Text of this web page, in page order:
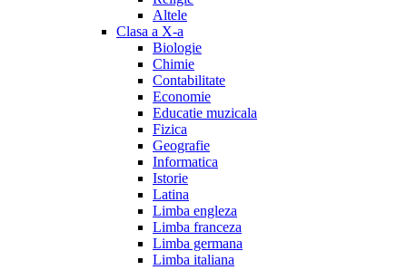
Altele
Clasa a X-a
Biologie
Chimie
Contabilitate
Economie
Educatie muzicala
Fizica
Geografie
Informatica
Istorie
Latina
Limba engleza
Limba franceza
Limba germana
Limba italiana